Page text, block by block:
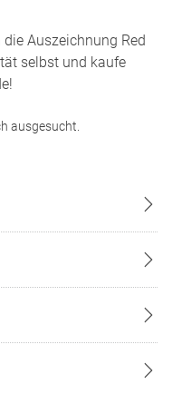
Auszeichnung Red
selbst und kaufe
ausgesucht.